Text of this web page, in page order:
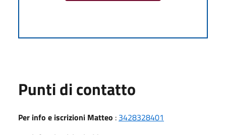
Punti di contatto
Per info e iscrizioni Matteo : 3428328401